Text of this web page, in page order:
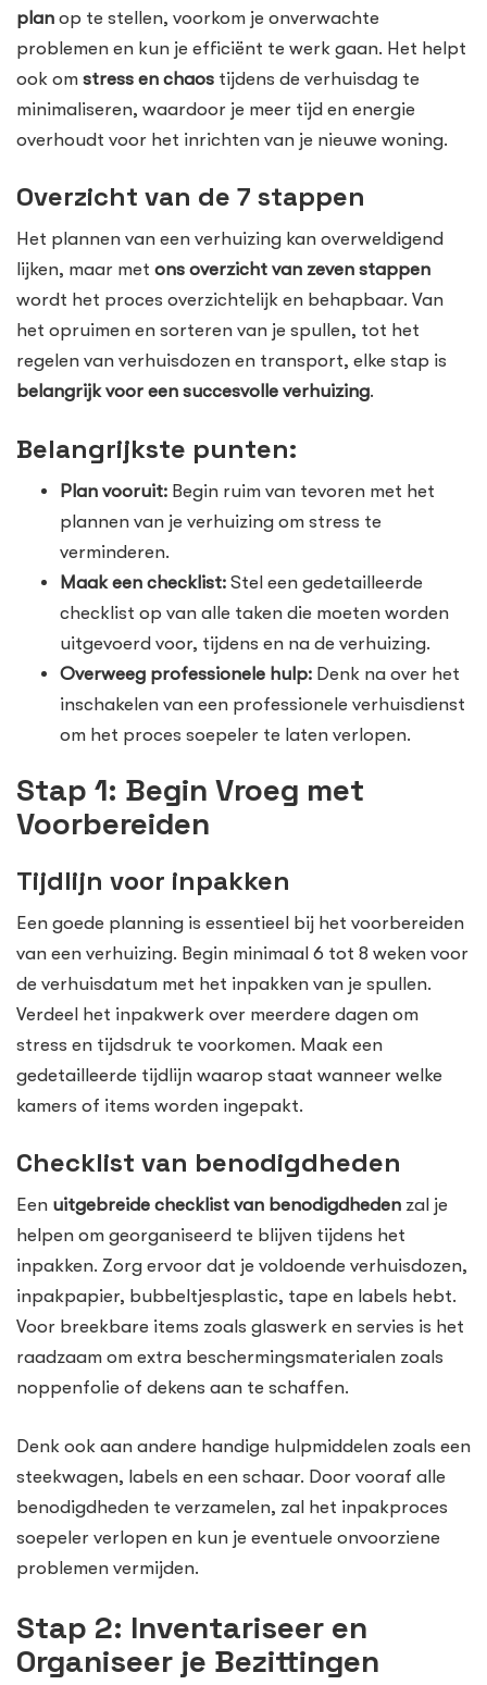
plan op te stellen, voorkom je onverwachte
problemen en kun je efficiënt te werk gaan. Het helpt
ook om stress en chaos tijdens de verhuisdag te
minimaliseren, waardoor je meer tijd en energie
overhoudt voor het inrichten van je nieuwe woning.
Overzicht van de 7 stappen
Het plannen van een verhuizing kan overweldigend
lijken, maar met ons overzicht van zeven stappen
wordt het proces overzichtelijk en behapbaar. Van
het opruimen en sorteren van je spullen, tot het
regelen van verhuisdozen en transport, elke stap is
belangrijk voor een succesvolle verhuizing.
Belangrijkste punten:
Plan vooruit: Begin ruim van tevoren met het
plannen van je verhuizing om stress te
verminderen.
Maak een checklist: Stel een gedetailleerde
checklist op van alle taken die moeten worden
uitgevoerd voor, tijdens en na de verhuizing.
Overweeg professionele hulp: Denk na over het
inschakelen van een professionele verhuisdienst
om het proces soepeler te laten verlopen.
Stap 1: Begin Vroeg met
Voorbereiden
Tijdlijn voor inpakken
Een goede planning is essentieel bij het voorbereiden
van een verhuizing. Begin minimaal 6 tot 8 weken voor
de verhuisdatum met het inpakken van je spullen.
Verdeel het inpakwerk over meerdere dagen om
stress en tijdsdruk te voorkomen. Maak een
gedetailleerde tijdlijn waarop staat wanneer welke
kamers of items worden ingepakt.
Checklist van benodigdheden
Een uitgebreide checklist van benodigdheden zal je
helpen om georganiseerd te blijven tijdens het
inpakken. Zorg ervoor dat je voldoende verhuisdozen,
inpakpapier, bubbeltjesplastic, tape en labels hebt.
Voor breekbare items zoals glaswerk en servies is het
raadzaam om extra beschermingsmaterialen zoals
noppenfolie of dekens aan te schaffen.
Denk ook aan andere handige hulpmiddelen zoals een
steekwagen, labels en een schaar. Door vooraf alle
benodigdheden te verzamelen, zal het inpakproces
soepeler verlopen en kun je eventuele onvoorziene
problemen vermijden.
Stap 2: Inventariseer en
Organiseer je Bezittingen